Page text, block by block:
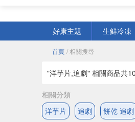
好康主題
生鮮冷凍
首頁 / 相關搜尋
"洋芋片,追劇" 相關商品共
相關分類
洋芋片
追劇 餅乾 追劇